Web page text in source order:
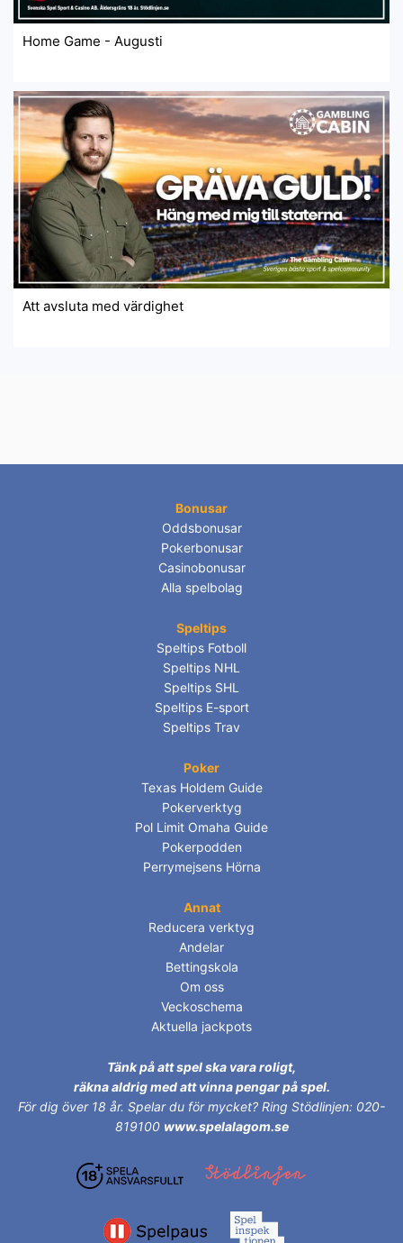
Home Game - Augusti
Att avsluta med värdighet
Bonusar
Oddsbonusar
Pokerbonusar
Casinobonusar
Alla spelbolag
Speltips
Speltips Fotboll
Speltips NHL
Speltips SHL
Speltips E-sport
Speltips Trav
Poker
Texas Holdem Guide
Pokerverktyg
Pol Limit Omaha Guide
Pokerpodden
Perrymejsens Hörna
Annat
Reducera verktyg
Andelar
Bettingskola
Om oss
Veckoschema
Aktuella jackpots
Tänk på att spel ska vara roligt,
räkna aldrig med att vinna pengar på spel.
För dig över 18 år. Spelar du för mycket? Ring Stödlinjen: 020-
819100 www.spelalagom.se